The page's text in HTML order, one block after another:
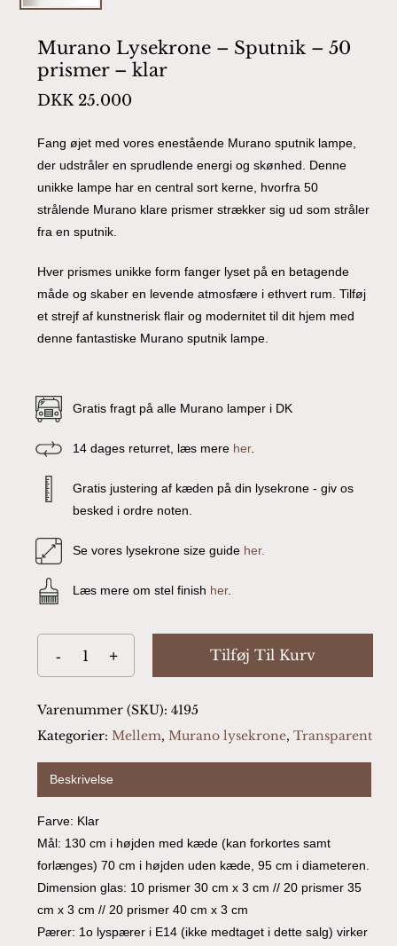
Murano Lysekrone – Sputnik – 50
prismer – klar
DKK25.000
Fang øjet med vores enestående Murano sputnik lampe,
der udstråler en sprudlende energi og skønhed. Denne
unikke lampe har en central sort kerne, hvorfra 50
strålende Murano klare prismer strækker sig ud som stråler
fra en sputnik.
Hver prismes unikke form fanger lyset på en betagende
måde og skaber en levende atmosfære i ethvert rum. Tilføj
et strejf af kunstnerisk flair og modernitet til dit hjem med
denne fantastiske Murano sputnik lampe.
Gratis fragt på alle Murano lamper i DK
14 dages returret, læs mere her.
Gratis justering af kæden på din lysekrone - giv os
besked i ordre noten.
Se vores lysekrone size guide her.
Læs mere om stel finish her.
Tilføj Til Kurv
Varenummer (SKU): 4195
Kategorier: Mellem, Murano lysekrone, Transparent
Beskrivelse
Farve: Klar
Mål: 130 cm i højden med kæde (kan forkortes samt
forlænges) 70 cm i højden uden kæde, 95 cm i diameteren.
Dimension glas: 10 prismer 30 cm x 3 cm // 20 prismer 35
cm x 3 cm // 20 prismer 40 cm x 3 cm
Pærer: 1o lyspærer i E14 (ikke medtaget i dette salg) virker